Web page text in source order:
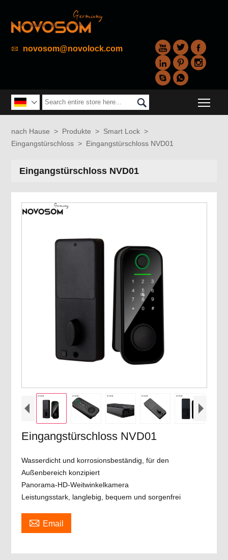
 novosom@novolock.com  






 
nach Hause > Produkte > Smart Lock >
Eingangstürschloss > Eingangstürschloss NVD01
Eingangstürschloss NVD01
Eingangstürschloss NVD01
Wasserdicht und korrosionsbeständig, für den
Außenbereich konzipiert
Panorama-HD-Weitwinkelkamera
Leistungsstark, langlebig, bequem und sorgenfrei
 Email